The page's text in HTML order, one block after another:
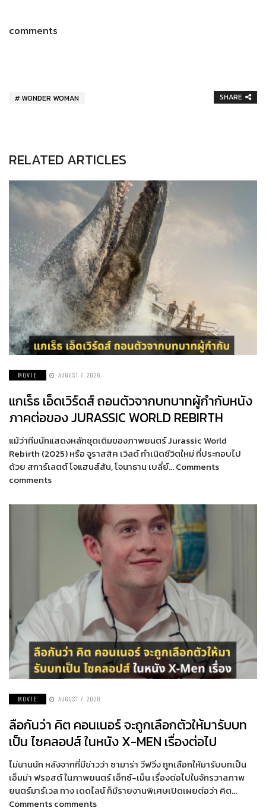
comments
WONDER WOMAN SHARE
RELATED ARTICLES
MOVIE AUGUST 7, 2026
แกเร็ธ เอ็ดเวิร์ดส์ ถอนตัวจากบทบาทผู้กำกับหนัง
ภาคต่อของ JURASSIC WORLD REBIRTH
แม้ว่าทีมนักแสดงหลักชุดเดิมของภาพยนตร์ Jurassic World
Rebirth (2025) หรือ จูราสสิค เวิลด์ กำเนิดชีวิตใหม่ ที่ประกอบไป
ด้วย สการ์เลตต์ โจแฮนส์สัน, โจนาธาน เบลี่ย์… Comments
comments
MOVIE AUGUST 7, 2026
ลือกันว่า คิต คอนเนอร์ จะถูกเลือกตัวให้มารับบท
เป็น ไซคลอปส์ ในหนัง X-MEN เรื่องต่อไป
ไม่นานนัก หลังจากที่มีข่าวว่า ซามาร่า วีฟวิ่ง ถูกเลือกให้มารับบทเป็น
เอ็มม่า ฟรอสต์ ในภาพยนตร์ เอ็กซ์-เม็น เรื่องต่อไปในจักรวาลภาพ
ยนตร์มาร์เวล ทาง เดดไลน์ ก็มีรายงานพิเศษเปิดเผยต่อว่า คิต…
Comments comments